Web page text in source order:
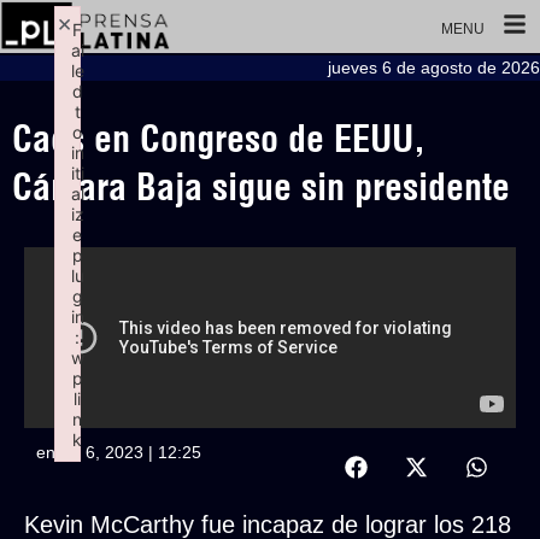
MENU
jueves 6 de agosto de 2026
Caos en Congreso de EEUU,
Cámara Baja sigue sin presidente
enero 6, 2023 | 12:25
Kevin McCarthy fue incapaz de lograr los 218
F
ai
le
d
t
o
in
iti
al
iz
e
p
lu
g
in
:
w
p
li
n
k
×
Failed to initialize plugin: wplink